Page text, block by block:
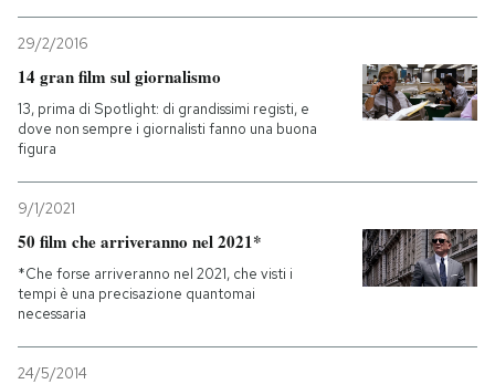
I MIEI PREFERITI
SHOP
CALENDARIO
AREA PERSONALE
29/2/2016
14 gran film sul giornalismo
13, prima di Spotlight: di grandissimi registi, e
dove non sempre i giornalisti fanno una buona
figura
9/1/2021
50 film che arriveranno nel 2021*
*Che forse arriveranno nel 2021, che visti i
tempi è una precisazione quantomai
necessaria
24/5/2014